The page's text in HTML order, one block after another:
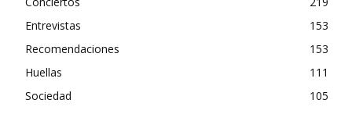
Entrevistas
153
Recomendaciones
153
Huellas
111
Sociedad
105